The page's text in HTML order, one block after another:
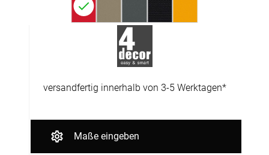
versandfertig innerhalb von 3-5 Werktagen*
Maße eingeben